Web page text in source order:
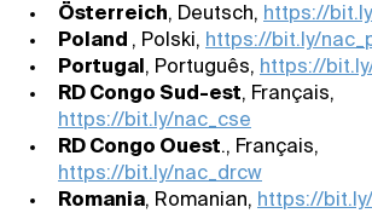
Österreich, Deutsch, https://
Poland , Polski, https://bit.ly/
Portugal, Português, https://
RD Congo Sud-est, Français,
https://bit.ly/nac_cse
RD Congo Ouest., Français,
https://bit.ly/nac_drcw
Romania, Romanian, https://